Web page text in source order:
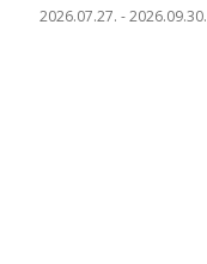
2026.07.27. -2026.09.30.